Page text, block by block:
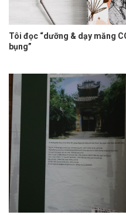
Tôi đọc “dưỡng & dạy măng
bụng”